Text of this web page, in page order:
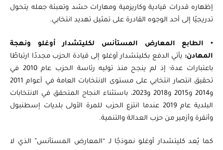
إظهاره قدرات قيادية وكاريزمية ومهارات حشد وتعبئة جعله يتحول
تدريجيًا إلى أحد الوجوه القادرة على تمثيل تهديد انتخابي.
الطابع المعارض المستأنس لكليتشدار أوغلو ونهجة
المهادن: يأتي الدفع بكليتشدار أوغلو إلى قيادة الحزب مجددًا ارتباطًا
باعتبارات عدة؛ إذ لم ينجح منذ توليه رئاسة الحزب عام 2010 في
تحقيق انتصار انتخابي على مستوى الانتخابات العامة في أعوام 2011
و2014 و2015 و2018 و2023، باستثناء النجاح المتحقق في الانتخابات
البلدية عام 2019 عندما انتزع الحزب للمرة الأولى بلديات إسطنبول
وأنقرة وأزمير من حزب العدالة والتنمية.
كما يُعد كليتشدار أوغلو نموذجًا لـ “المعارض المستأنس” الذي لا